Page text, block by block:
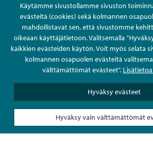
Käytämme sivustollamme sivuston
evästeitä (cookies) sekä kolmannen
mahdollistavat sen, että sivustomme
oikeaan käyttäjätietoon. Valitsemalla
kaikkien evästeiden käytön. Voit myös selata
kolmannen osapuolen evästeitä
välttämättömät evästeet".
Hyväksy evästeet
Hyväksy vain välttämättömät
Anna palautetta nimettömästi
Kysy tai asioi
Yhteystiedot